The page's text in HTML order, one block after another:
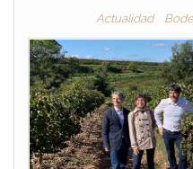
Actualidad